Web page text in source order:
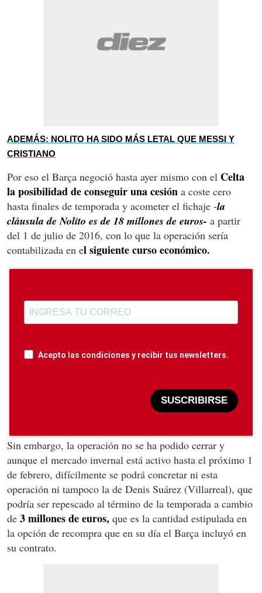
ADEMÁS: NOLITO HA SIDO MÁS LETAL QUE MESSI Y
CRISTIANO
Por eso el Barça negoció hasta ayer mismo con el Celta
la posibilidad de conseguir una cesión a coste cero
hasta finales de temporada y acometer el fichaje -la
cláusula de Nolito es de 18 millones de euros- a partir
del 1 de julio de 2016, con lo que la operación sería
contabilizada en el siguiente curso económico.
Acepto las condiciones y recibir tus newsletters.
SUSCRIBIRSE
Sin embargo, la operación no se ha podido cerrar y
aunque el mercado invernal está activo hasta el próximo 1
de febrero, difícilmente se podrá concretar ni esta
operación ni tampoco la de Denis Suárez (Villarreal), que
podría ser repescado al término de la temporada a cambio
de 3 millones de euros, que es la cantidad estipulada en
la opción de recompra que en su día el Barça incluyó en
su contrato.